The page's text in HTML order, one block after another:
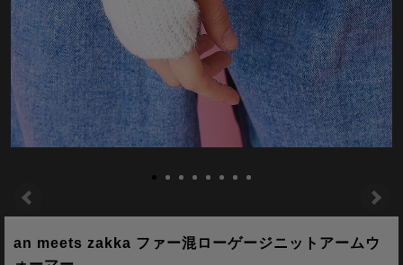
an meets zakka ファー混ローゲージニットアームウ